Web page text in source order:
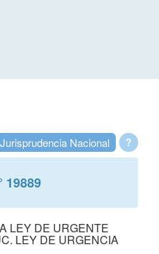
?
Nacional
19889
LEY DE URGENTE
LEY DE URGENCIA